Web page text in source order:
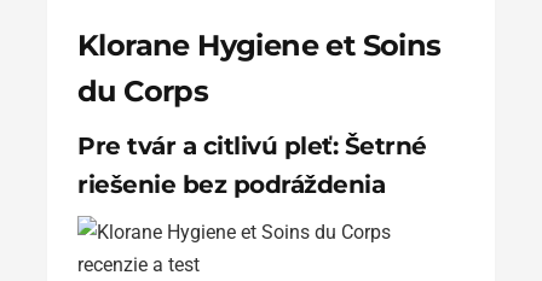
Klorane Hygiene et Soins
du Corps
Pre tvár a citlivú pleť: Šetrné
riešenie bez podráždenia